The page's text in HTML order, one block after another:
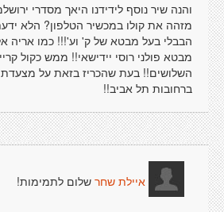
והנה שיר נוסף לידידנו היאך מסדרי
מזהה את קולו במכשיר הטלפון? הלא
הבבלי בעל מבטא של ק' וע'!!! כמו אריה
מבטא פולני רוסי יידישאי!! ממש כקול
השלושים!! בעת שהכריז בזאת על
ברחובות תל אביב!!
איילת שחר שלום לתמימות!